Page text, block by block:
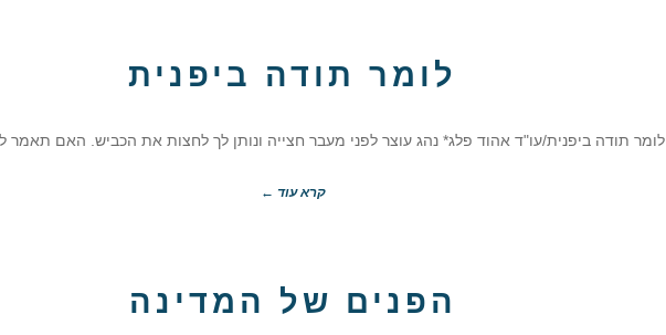
לומר תודה ביפנית
לומר תודה ביפנית/עו"ד אהוד פלג* נהג עוצר לפני מעבר חצייה ונותן לך לחצות את הכביש. האם תאמר
קרא עוד ←
הפנים של המדינה